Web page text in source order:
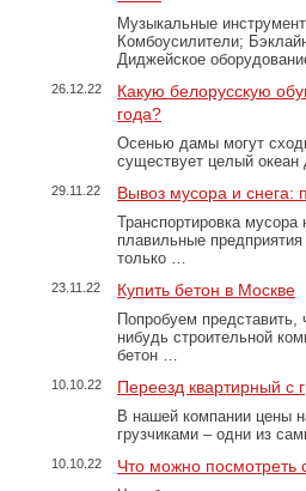
Музыкальные
Комбоусилители;
Диджейское
26.12.22
Какую белорусскую
года?
Осенью дамы могут
существует целый
29.11.22 Вывоз мусора и
Транспортировка
плавильные
только …
23.11.22 Купить бетон в Москве
Попробуем представить,
нибудь строительной
бетон …
10.10.22 Переезд квартирный с
В нашей компании цены
грузчиками – одни из
10.10.22 Что можно посмотреть